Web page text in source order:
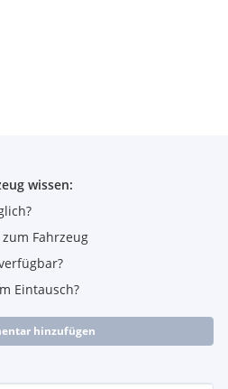
wissen:
Fahrzeug
Eintausch?
hinzufügen